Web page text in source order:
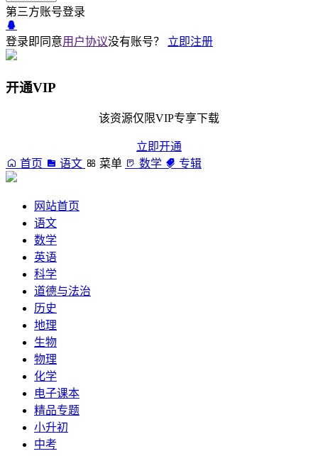
第三方账号登录
登录即同意用户协议没有账号？ 立即注册
开通VIP
该资源仅限VIP专享下载
立即开通
首页
语文 菜单 数学 专辑
网站首页
语文
数学
英语
科学
道德与法治
历史
地理
生物
物理
化学
电子课本
精品专题
小升初
中考